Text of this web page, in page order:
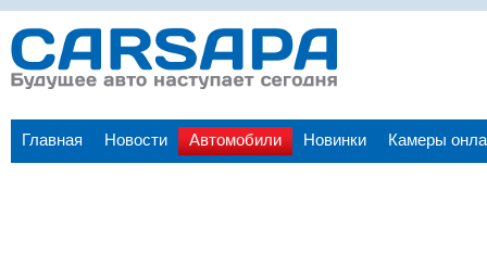
Главная Новости Автомобили Новинки Камеры